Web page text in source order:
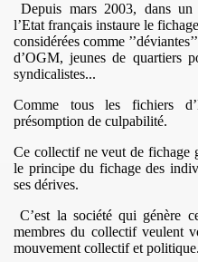
Depuis mars 2003, dans un
l’Etat français instaure le
considérées comme
d’OGM, jeunes de quartiers
syndicalistes...
Comme tous les fichiers
présomption de culpabilité.
Ce collectif ne veut de fichage
le principe du fichage des
ses dérives.
C’est la société qui génère
membres du collectif veulent
mouvement collectif et politique.
LA POLICE DE 2005 A
CLERMONT FERRAND
MONTREAL 2013